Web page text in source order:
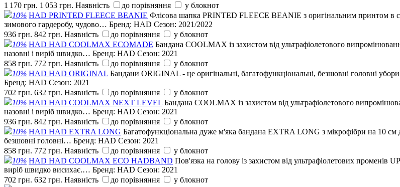
1 170 грн. 1 053 грн. Наявність до порівняння
у блокнот
10% HAD PRINTED FLEECE BEANIE Флісова шапка PRINTED FLEECE BEANIE з оригінальним принтом в
зимового гардеробу, чудово… Бренд: HAD Сезон: 2021/2022
936 грн. 842 грн. Наявність до порівняння
у блокнот
10% HAD HAD COOLMAX ECOMADE Бандана COOLMAX із захистом від ультрафіолетового
назовні і виріб швидко… Бренд: HAD Сезон: 2021
858 грн. 772 грн. Наявність до порівняння
у блокнот
10% HAD HAD ORIGINAL Бандани ORIGINAL - це оригінальні, багатофункціональні, безшовні головні
Бренд: HAD Сезон: 2021
702 грн. 632 грн. Наявність до порівняння
у блокнот
10% HAD HAD COOLMAX NEXT LEVEL Бандана COOLMAX із захистом від ультрафіолетового
назовні і виріб швидко… Бренд: HAD Сезон: 2021
936 грн. 842 грн. Наявність до порівняння
у блокнот
10% HAD HAD EXTRA LONG Багатофункціональна дуже м'яка бандана EXTRA LONG з мікрофібри на 10
безшовні головні… Бренд: HAD Сезон: 2021
858 грн. 772 грн. Наявність до порівняння
у блокнот
10% HAD HAD COOLMAX ECO HADBAND Пов'язка на голову із захистом від ультрафіолетових променів
виріб швидко висихає.… Бренд: HAD Сезон: 2021
702 грн. 632 грн. Наявність до порівняння
у блокнот